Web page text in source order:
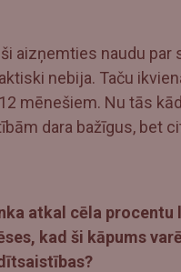
aizņemties naudu
nebija. Taču
mēnešiem. Nu tās
dara bažīgus, bet
atkal cēla
kad ši kāpums